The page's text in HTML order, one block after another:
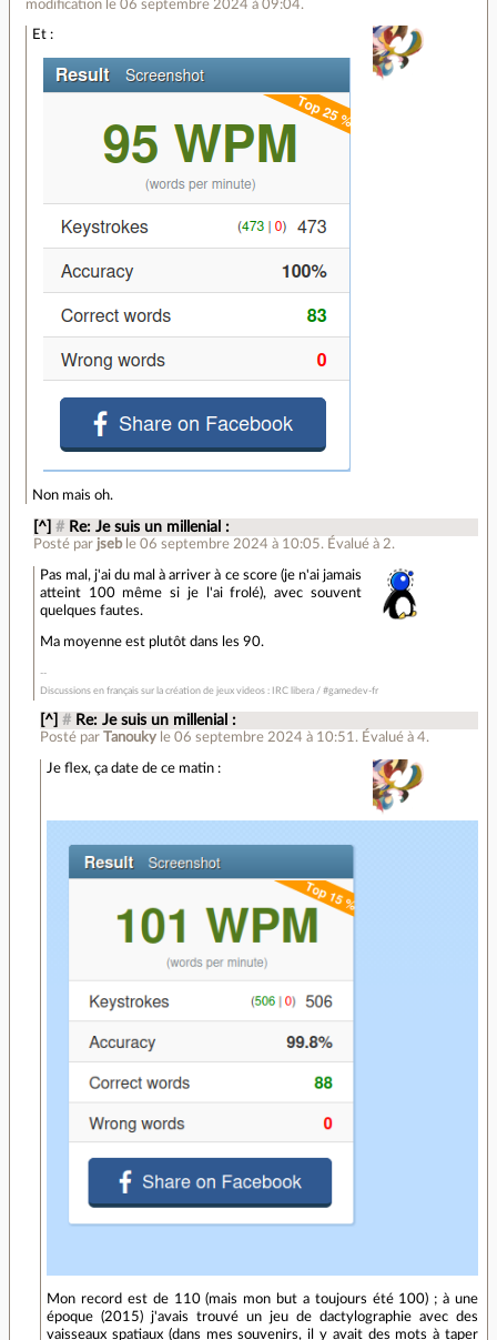
modification le 06 septembre 2024 à 09:04.
Et :
Non mais oh.
[^] # Re: Je suis un millenial :
Posté par jseb le 06 septembre 2024 à 10:05. Évalué à 2.
Pas mal, j'ai du mal à arriver à ce score (je n'ai jamais
atteint 100 même si je l'ai frolé), avec souvent
quelques fautes.
Ma moyenne est plutôt dans les 90.
Discussions en français sur la création de jeux videos : IRC libera / #gamedev-fr
[^] # Re: Je suis un millenial :
Posté parTanouky le 06 septembre 2024 à 10:51 . Évalué à4.
Je flex, ça date de ce matin :
Mon record est de 110 (mais mon but a toujours été 100) ; à une
époque (2015) j'avais trouvé un jeu de dactylographie avec des
vaisseaux spatiaux (dans mes souvenirs, il y avait des mots à taper